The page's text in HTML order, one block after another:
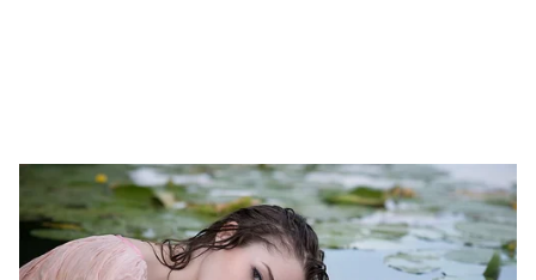
Image Credit :Our Own
এটি ৭-ইঞ্চি টাচস্ক্রিন ইনফোটেইনমেন্ট সিস্টেম